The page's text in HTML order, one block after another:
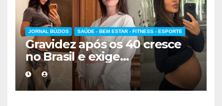
JORNAL BÚZIOS SAÚDE - BEM ESTAR - FITNESS - ESPORTE
Gravidez após os 40 cresce
no Brasil e exige
acompanhamento médico
mais cuidadoso